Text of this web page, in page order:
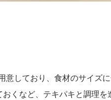
しており、食材のサイズ
くなど、テキパキと調理